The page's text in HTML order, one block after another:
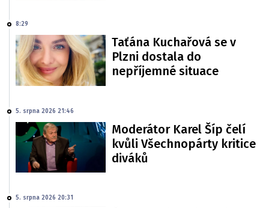
8:29
Taťána Kuchařová se v
Plzni dostala do
nepříjemné situace
5. srpna 2026 21:46
Moderátor Karel Šíp čelí
kvůli Všechnopárty kritice
diváků
5. srpna 2026 20:31